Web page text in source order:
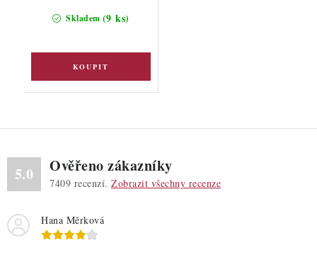
Skladem (9 ks)
5.0 Ověřeno zákazníky
7409 recenzí. Zobrazit všechny recenze
Hana Měrková